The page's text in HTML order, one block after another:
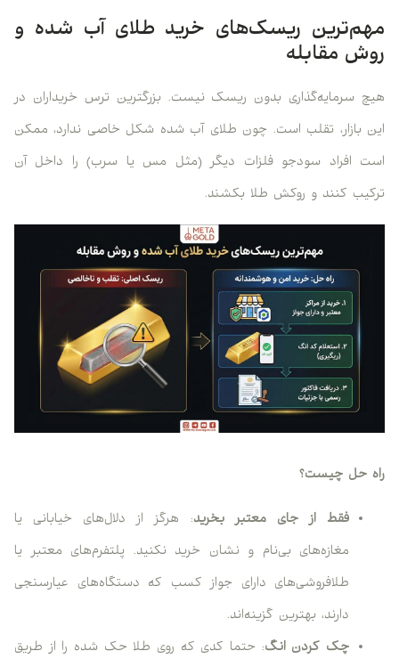
مهم‌ترین ریسک‌های خرید طلای آب شده و
روش مقابله
هیچ سرمایه‌گذاری بدون ریسک نیست. بزرگترین ترس خریداران در
این بازار، تقلب است. چون طلای آب شده شکل خاصی ندارد، ممکن
است افراد سودجو فلزات دیگر (مثل مس یا سرب) را داخل آن
ترکیب کنند و روکش طلا بکشند.
راه حل چیست؟
فقط از جای معتبر بخرید: هرگز از دلال‌های خیابانی یا
مغازه‌های بی‌نام و نشان خرید نکنید. پلتفرم‌های معتبر یا
طلافروشی‌های دارای جواز کسب که دستگاه‌های عیارسنجی
دارند، بهترین گزینه‌اند.
چک کردن انگ: حتما کدی که روی طلا حک شده را از طریق